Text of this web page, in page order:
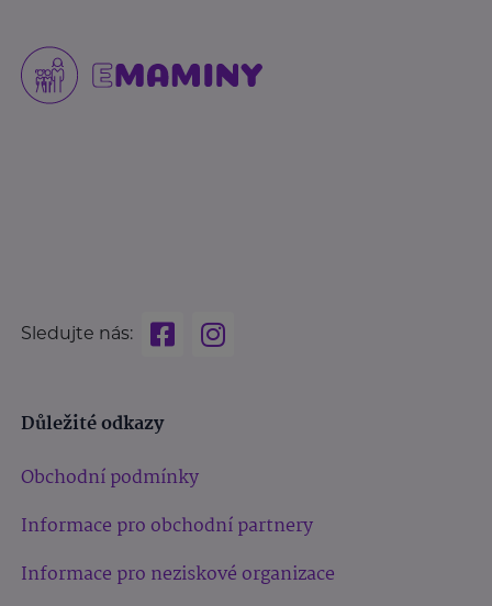
Sledujte nás:
Důležité odkazy
Obchodní podmínky
Informace pro obchodní partnery
Informace pro neziskové organizace